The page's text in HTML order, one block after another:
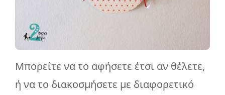
Μπορείτε να το αφήσετε έτσι αν θέλετε,
ή να το διακοσμήσετε με διαφορετικό